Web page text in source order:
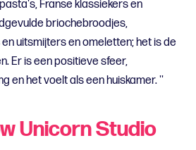
Franse klassiekers en
briochebroodjes,
uitsmijters en omeletten; het is de
Er is een positieve sfeer,
en het voelt als een huiskamer. ''
Unicorn Studio